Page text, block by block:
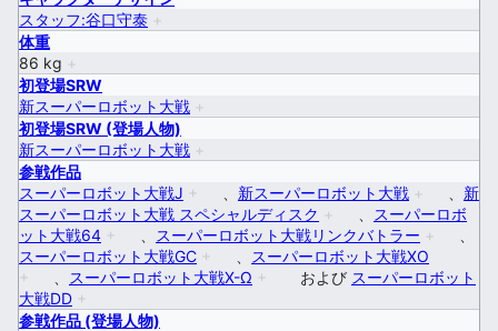
スタッフ:谷口守泰 +
体重
86 kg +
初登場SRW
新スーパーロボット大戦 +
初登場SRW (登場人物)
新スーパーロボット大戦 +
参戦作品
スーパーロボット大戦J + 新スーパーロボット大戦 +
新
スーパーロボット大戦 スペシャルディスク +
スーパーロボ
ット大戦64 + スーパーロボット大戦リンクバトラー +
スーパーロボット大戦GC +
スーパーロボット大戦XO
+
スーパーロボット大戦X-Ω + および スーパーロボット
大戦DD +
参戦作品 (登場人物)